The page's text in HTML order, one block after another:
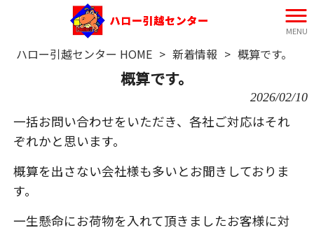
MENU
ハロー引越センター HOME > 新着情報 > 概算です。
概算です。
2026/02/10
一括お問い合わせをいただき、各社ご対応はそれ
ぞれかと思います。
概算を出さない会社様も多いとお聞きしておりま
す。
一生懸命にお荷物を入れて頂きましたお客様に対